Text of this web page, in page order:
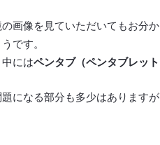
画像を見ていただいてもお分
です。
中にはペンタブ（ペンタブレット
になる部分も多少はあります